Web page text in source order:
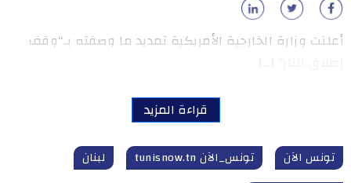
أعلنت وزارة الخارجية الأمريكية تمديد ما وصفته بـ“وقف
قراءة المزيد
تونس الآن تونس_الآن tunisnow.tn
لبنان